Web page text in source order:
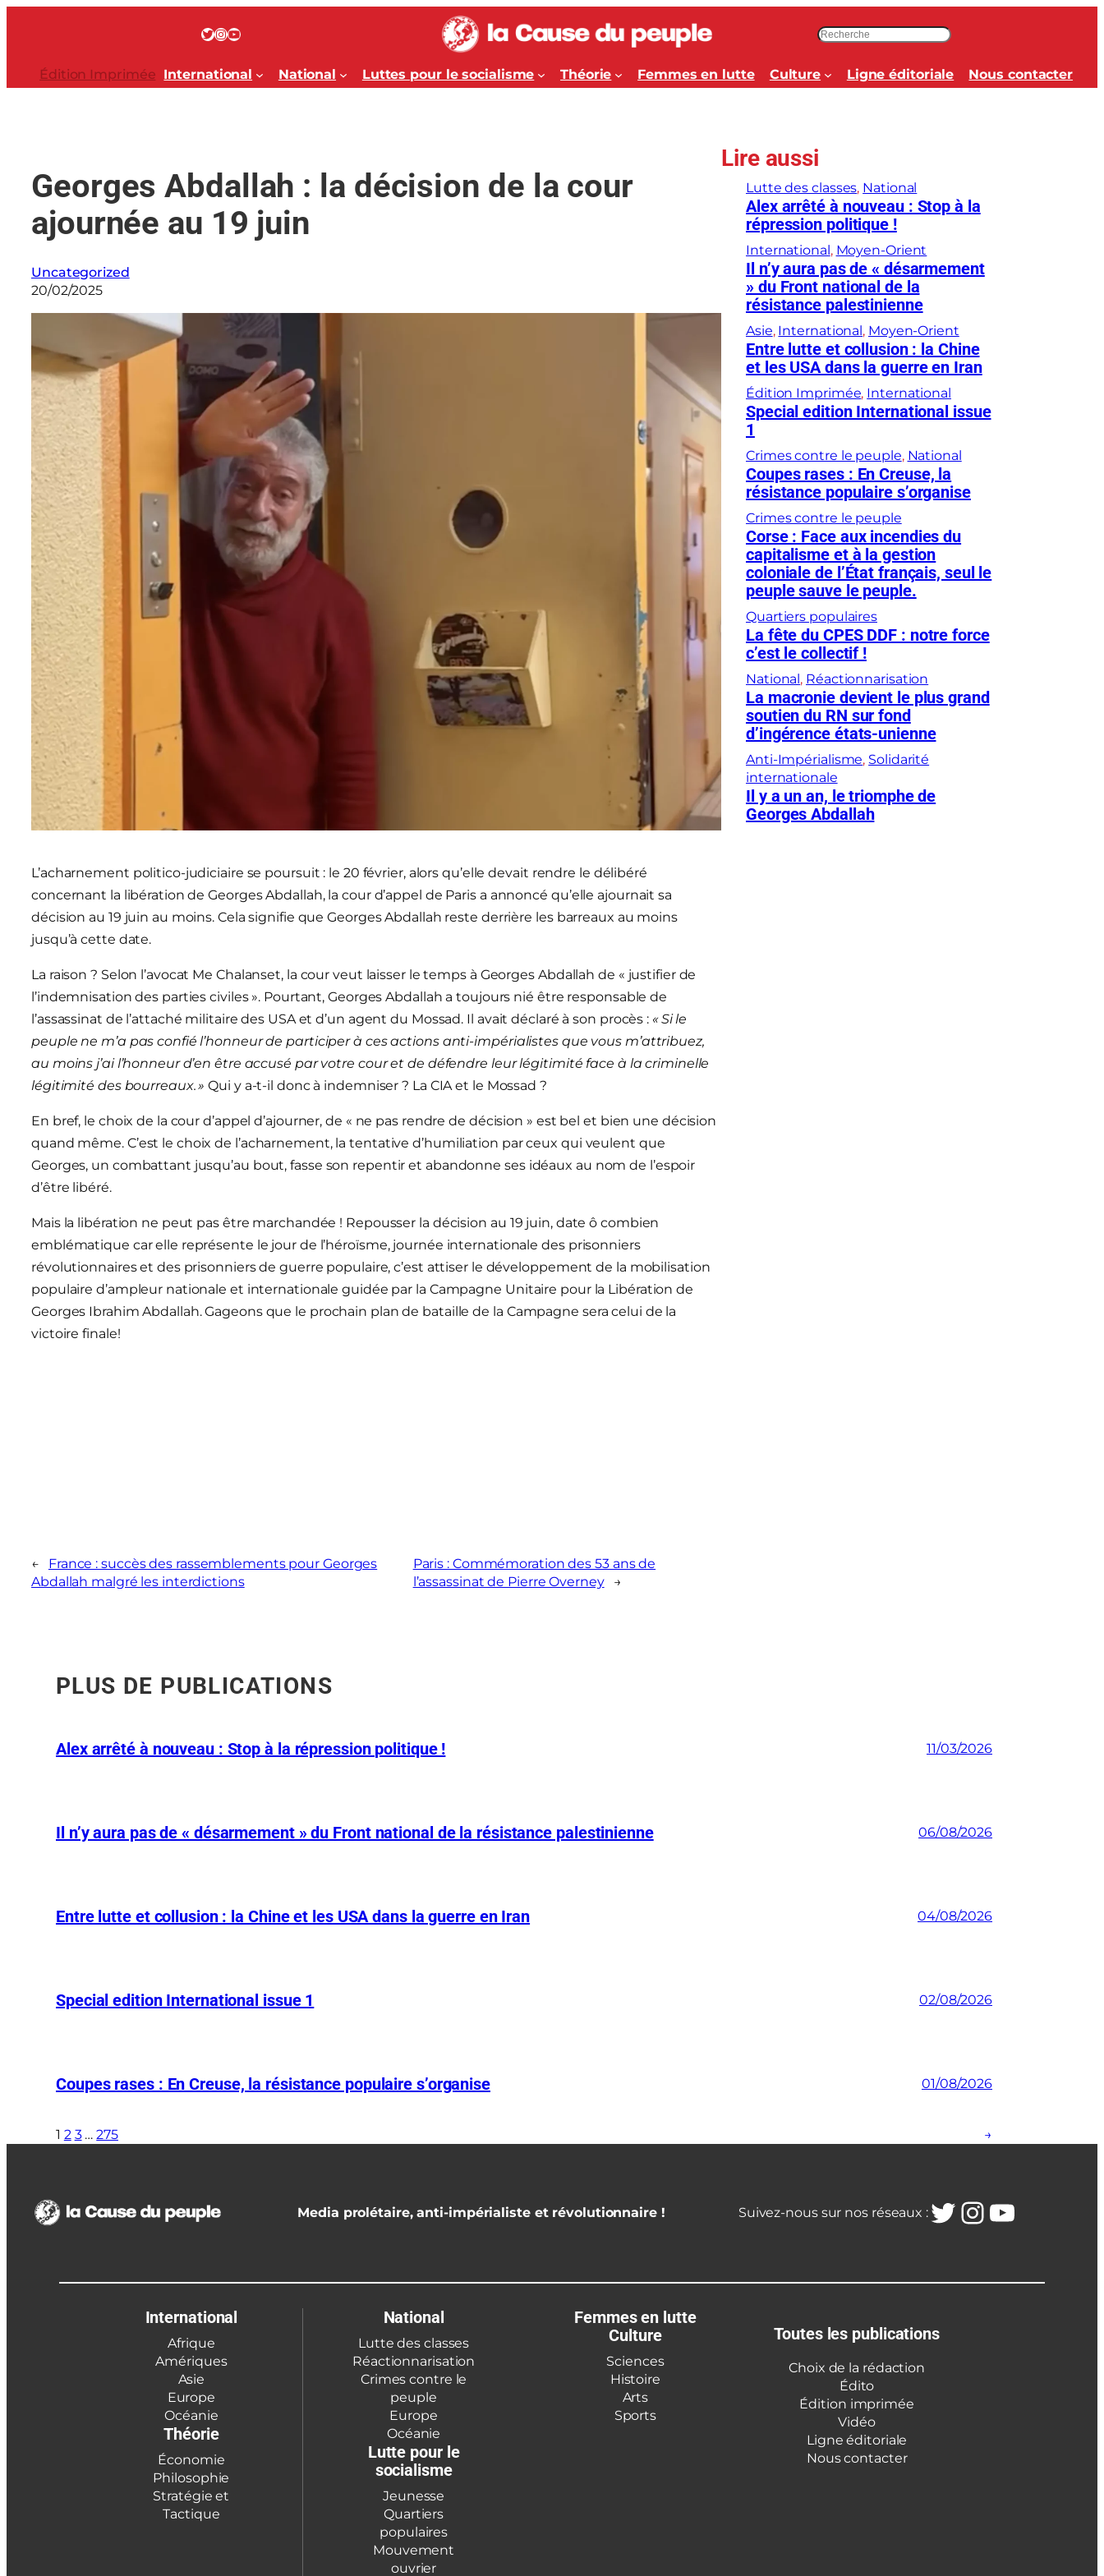
Twitter InstagramYouTube
c
h
h
r
Édition Imprimée International National Luttes pour le socialisme Théorie Femmes en lutte Culture Ligne éditoriale Nous contacter
Georges Abdallah : la décision de la cour
ajournée au 19 juin
Uncategorized
20/02/2025
L’acharnement politico-judiciaire se poursuit : le 20 février, alors qu’elle devait rendre le délibéré
concernant la libération de Georges Abdallah, la cour d’appel de Paris a annoncé qu’elle ajournait sa
décision au 19 juin au moins. Cela signifie que Georges Abdallah reste derrière les barreaux au moins
jusqu’à cette date.
La raison ? Selon l’avocat Me Chalanset, la cour veut laisser le temps à Georges Abdallah de « justifier de
l’indemnisation des parties civiles ». Pourtant, Georges Abdallah a toujours nié être responsable de
l’assassinat de l’attaché militaire des USA et d’un agent du Mossad. Il avait déclaré à son procès : «Si le
peuple ne m’a pas confié l’honneur de participer à ces actions anti-impérialistes que vous m’attribuez,
au moins j’ai l’honneur d’en être accusé par votre cour et de défendre leur légitimité face à la criminelle
légitimité des bourreaux.» Qui y a-t-il donc à indemniser ? La CIA et le Mossad ?
En bref, le choix de la cour d’appel d’ajourner, de « ne pas rendre de décision » est bel et bien une décision
quand même. C’est le choix de l’acharnement, la tentative d’humiliation par ceux qui veulent que
Georges, un combattant jusqu’au bout, fasse son repentir et abandonne ses idéaux au nom de l’espoir
d’être libéré.
Mais la libération ne peut pas être marchandée ! Repousser la décision au 19 juin, date ô combien
emblématique car elle représente le jour de l’héroïsme, journée internationale des prisonniers
révolutionnaires et des prisonniers de guerre populaire, c’est attiser le développement de la mobilisation
populaire d’ampleur nationale et internationale guidée par la Campagne Unitaire pour la Libération de
Georges Ibrahim Abdallah. Gageons que le prochain plan de bataille de la Campagne sera celui de la
victoire finale!
←
France : succès des rassemblements pour Georges
Abdallah malgré les interdictions
Paris : Commémoration des 53 ans de
l’assassinat de Pierre Overney
→
Lire aussi
Lutte des classes, National
Alex arrêté à nouveau : Stop à la
répression politique !
International, Moyen-Orient
Il n’y aura pas de « désarmement
» du Front national de la
résistance palestinienne
Asie, International, Moyen-Orient
Entre lutte et collusion : la Chine
et les USA dans la guerre en Iran
Édition Imprimée, International
Special edition International issue
1
Crimes contre le peuple, National
Coupes rases : En Creuse, la
résistance populaire s’organise
Crimes contre le peuple
Corse : Face aux incendies du
capitalisme et à la gestion
coloniale de l’État français, seul le
peuple sauve le peuple.
Quartiers populaires
La fête du CPES DDF : notre force
c’est le collectif !
National, Réactionnarisation
La macronie devient le plus grand
soutien du RN sur fond
d’ingérence états-unienne
Anti-Impérialisme, Solidarité
internationale
Il y a un an, le triomphe de
Georges Abdallah
PLUS DE PUBLICATIONS
Alex arrêté à nouveau : Stop à la répression politique ! 11/03/2026
Il n’y aura pas de « désarmement » du Front national de la résistance palestinienne 06/08/2026
Entre lutte et collusion : la Chine et les USA dans la guerre en Iran 04/08/2026
Special edition International issue 1 02/08/2026
Coupes rases : En Creuse, la résistance populaire s’organise 01/08/2026
1 2 3 … 275 →
Media prolétaire, anti-impérialiste et révolutionnaire ! Suivez-nous sur nos réseaux :Twitter
International
Afrique
Amériques
Asie
Europe
Océanie
Théorie
Économie
Philosophie
Stratégie et
Tactique
National
Lutte des classes
Réactionnarisation
Crimes contre le
peuple
Europe
Océanie
Lutte pour le
socialisme
Jeunesse
Quartiers
populaires
Mouvement
ouvrier
Femmes en lutte
Culture
Sciences
Histoire
Arts
Sports
Toutes les publications
Choix de la rédaction
Édito
Édition imprimée
Vidéo
Ligne éditoriale
Nous contacter